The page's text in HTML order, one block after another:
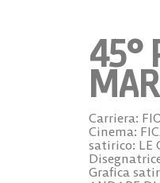
45°
Carriera:
Cinema:
satirico: LE
Grafica